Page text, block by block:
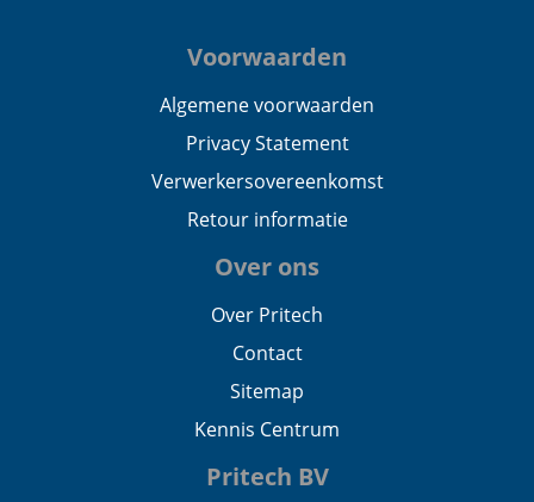
Voorwaarden
Algemene voorwaarden
Privacy Statement
Verwerkersovereenkomst
Retour informatie
Over ons
Over Pritech
Contact
Sitemap
Kennis Centrum
Pritech BV